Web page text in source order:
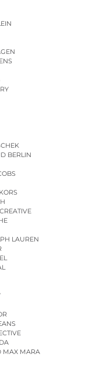
BERLIN
LAUREN
MAX MARA